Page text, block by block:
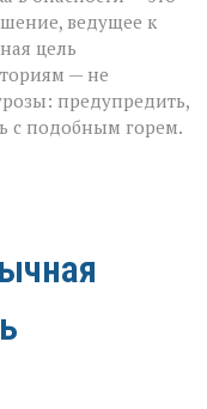
ведущее к
цель
— не
предупредить,
с подобным горем.